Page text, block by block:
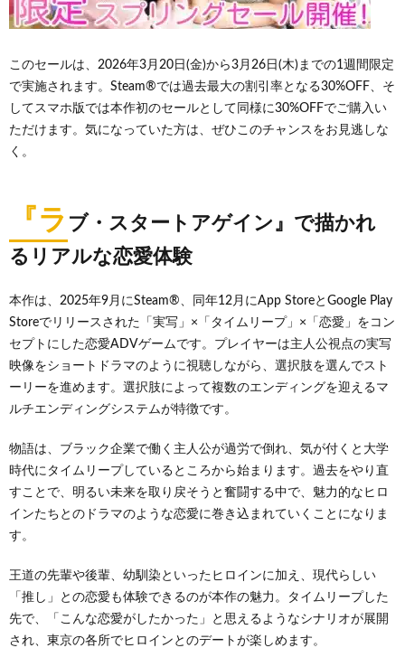
このセールは、2026年3月20日(金)から3月26日(木)までの1週間限定
で実施されます。Steam®では過去最大の割引率となる30%OFF、そ
してスマホ版では本作初のセールとして同様に30%OFFでご購入い
ただけます。気になっていた方は、ぜひこのチャンスをお見逃しな
く。
『ラ ブ・スタートアゲイン』で描かれ
るリアルな恋愛体験
本作は、2025年9月にSteam®、同年12月にApp StoreとGoogle Play
Storeでリリースされた「実写」×「タイムリープ」×「恋愛」をコン
セプトにした恋愛ADVゲームです。プレイヤーは主人公視点の実写
映像をショートドラマのように視聴しながら、選択肢を選んでスト
ーリーを進めます。選択肢によって複数のエンディングを迎えるマ
ルチエンディングシステムが特徴です。
物語は、ブラック企業で働く主人公が過労で倒れ、気が付くと大学
時代にタイムリープしているところから始まります。過去をやり直
すことで、明るい未来を取り戻そうと奮闘する中で、魅力的なヒロ
インたちとのドラマのような恋愛に巻き込まれていくことになりま
す。
王道の先輩や後輩、幼馴染といったヒロインに加え、現代らしい
「推し」との恋愛も体験できるのが本作の魅力。タイムリープした
先で、「こんな恋愛がしたかった」と思えるようなシナリオが展開
され、東京の各所でヒロインとのデートが楽しめます。